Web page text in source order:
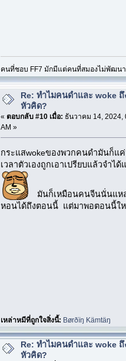
คนที่ชอบ FF7 มักมีแต่คนที่สมองไม่พัฒนา
Re: ทำไมคนดำและ woke ถึ
หัวคิด?
« ตอบกลับ #10 เมื่อ: ธันวาคม 14, 2024,
AM »
กระแสwokeของพวกคนดำมันก็แ
เวลาตัวเองถูกเอาเปรียบแล้วจำไ
มันก็เหมือนคนจีนนั่นแหล
หอนได้ถึงตอนนี้ แต่มาพอตอนนี้ใ
เหล่าหมีที่ถูกใจสิ่งนี้: Børðïŋ Kämtäŋ
Re: ทำไมคนดำและ woke ถึ
หัวคิด?